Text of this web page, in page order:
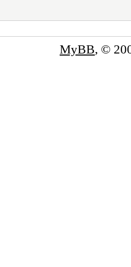
MyBB, ©